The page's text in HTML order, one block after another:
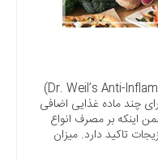
رژیم ضد التهاب دکتر ویل ( Dr. Weil’s Anti-Inflammatory)
چند ماده غذایی اضافی
بر مصرف انواع
تاکید دارد. میزان